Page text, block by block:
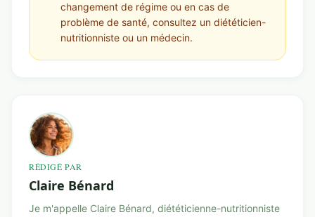
changement de régime ou en cas de
problème de santé, consultez un diététicien-
nutritionniste ou un médecin.
RÉDIGÉ PAR
Claire Bénard
Je m'appelle Claire Bénard, diététicienne-nutritionniste